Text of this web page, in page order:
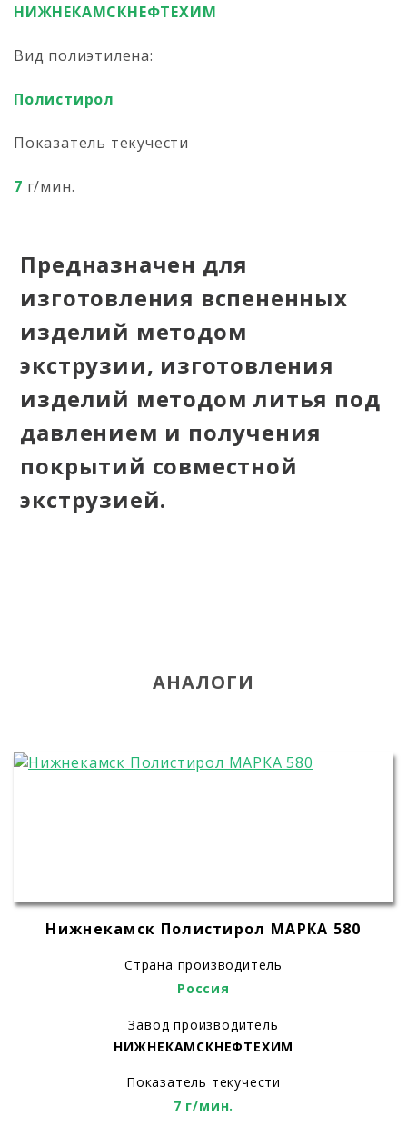
НИЖНЕКАМСКНЕФТЕХИМ
Вид полиэтилена:
Полистирол
Показатель текучести
7 г/мин.
Предназначен для
изготовления вспененных
изделий методом
экструзии, изготовления
изделий методом литья под
давлением и получения
покрытий совместной
экструзией.
АНАЛОГИ
Нижнекамск Полистирол МАРКА 580
Страна производитель
Россия
Завод производитель
НИЖНЕКАМСКНЕФТЕХИМ
Показатель текучести
7 г/мин.